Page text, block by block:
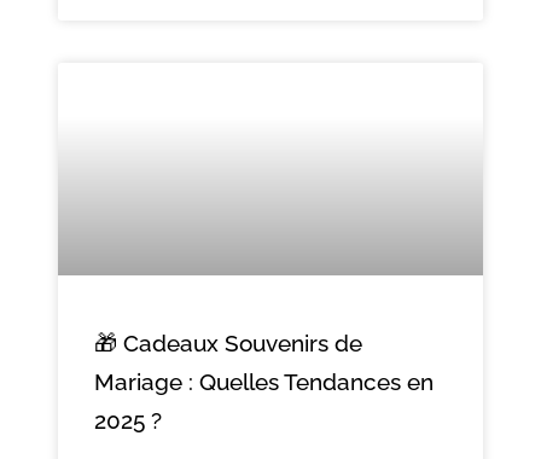
🎁 Cadeaux Souvenirs de
Mariage : Quelles Tendances en
2025 ?